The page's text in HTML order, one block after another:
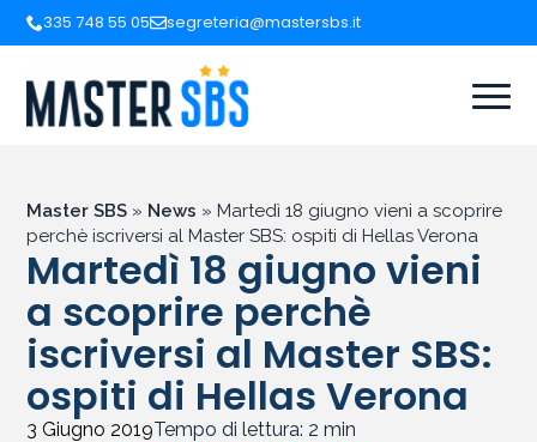
335 748 55 05 segreteria@mastersbs.it
Master SBS » News » Martedì 18 giugno vieni a scoprire
perchè iscriversi al Master SBS: ospiti di Hellas Verona
Martedì 18 giugno vieni
a scoprire perchè
iscriversi al Master SBS:
ospiti di Hellas Verona
3 Giugno 2019Tempo di lettura: 2 min